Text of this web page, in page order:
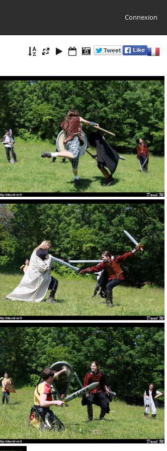
Connexion
04
08